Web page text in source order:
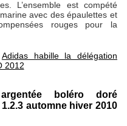
L’ensemble est compété
avec des épaulettes et
rouges pour la
Adidas habille la délégation
2012
boléro doré
automne hiver 2010